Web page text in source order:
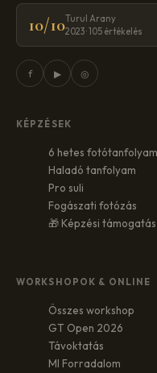
10/10Turul Arany
2023 · 105 értékelés
f ▶ ◎
KÉPZÉSEK
6 hetes fotótanfolyam
Haladó tanfolyam
Pro suli
Fogászati fotózás
🎁 Képzési támogatás
WORKSHOPOK & ONLINE
Összes workshop
GT Open 2026
Távoktatás
MI Forradalom